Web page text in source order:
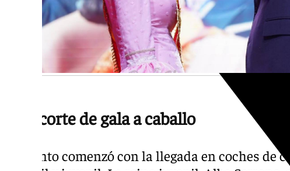
Una corte de gala a caballo
El evento comenzó con la llegada en coches de